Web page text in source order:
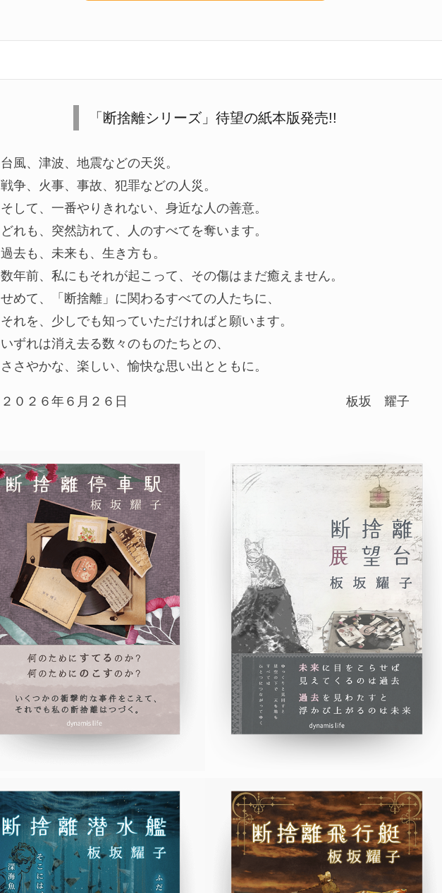
「断捨離シリーズ」待望の紙本版発売!!
台風、津波、地震などの天災。
戦争、火事、事故、犯罪などの人災。
そして、一番やりきれない、身近な人の善意。
どれも、突然訪れて、人のすべてを奪います。
過去も、未来も、生き方も。
数年前、私にもそれが起こって、その傷はまだ癒えません。
せめて、「断捨離」に関わるすべての人たちに、
それを、少しでも知っていただければと願います。
いずれは消え去る数々のものたちとの、
ささやかな、楽しい、愉快な思い出とともに。
２０２６年６月２６日 板坂 耀子